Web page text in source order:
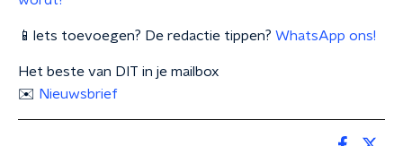
📱Iets toevoegen? De redactie tippen? WhatsApp ons!
Het beste van DIT in je mailbox
✉️ Nieuwsbrief